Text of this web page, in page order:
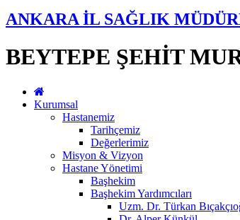
ANKARA İL SAĞLIK
BEYTEPE ŞEHİT
Kurumsal
Hastanemiz
Tarihçemiz
Değerlerimiz
Misyon & Vizyon
Hastane Yönetimi
Başhekim
Başhekim Yardımcıları
Uzm. Dr. Türkan